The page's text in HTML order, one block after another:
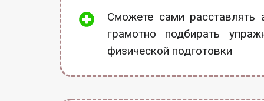
Сможете сами
грамотно подбирать
физической подготовки